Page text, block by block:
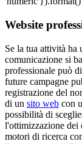
Website
Se la tua attività ha
comunicazione si
professionale può
future campagne
registrazione del
di un sito web con
possibilità di
l'ottimizzazione dei
motori di ricerca